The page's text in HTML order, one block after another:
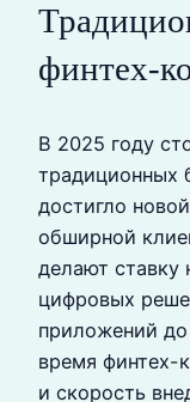
финтех-
В 2025 году
традиционных
достигло
обширной
делают ставку
цифровых
приложений
время финтех-
и скорость